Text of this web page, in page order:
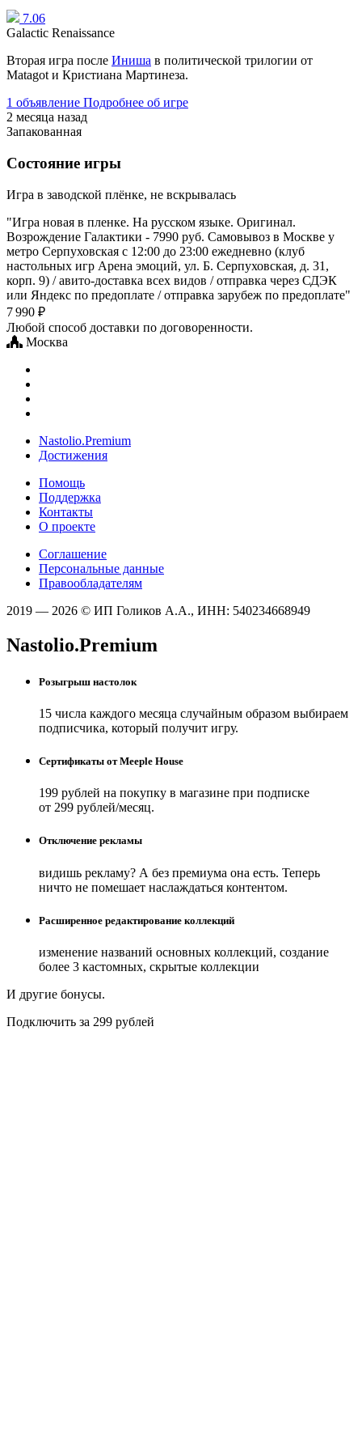
7.06
Galactic Renaissance
Вторая игра после Иниша в политической трилогии от
Matagot и Кристиана Мартинеза.
1 объявление Подробнее об игре
2 месяца назад
Запакованная
Состояние игры
Игра в заводской плёнке, не вскрывалась
"Игра новая в пленке. На русском языке. Оригинал.
Возрождение Галактики - 7990 руб. Самовывоз в Москве у
метро Серпуховская с 12:00 до 23:00 ежедневно (клуб
настольных игр Арена эмоций, ул. Б. Серпуховская, д. 31,
корп. 9) / авито-доставка всех видов / отправка через СДЭК
или Яндекс по предоплате / отправка зарубеж по предоплате"
7 990 ₽
Любой способ доставки по договоренности.
Москва
Nastolio.Premium
Достижения
Помощь
Поддержка
Контакты
О проекте
Соглашение
Персональные данные
Правообладателям
2019 — 2026 © ИП Голиков А.А., ИНН: 540234668949
Nastolio.Premium
Розыгрыш настолок
15 числа каждого месяца случайным образом выбираем
подписчика, который получит игру.
Сертификаты от Meeple House
199 рублей на покупку в магазине при подписке
от 299 рублей/месяц.
Отключение рекламы
видишь рекламу? А без премиума она есть. Теперь
ничто не помешает наслаждаться контентом.
Расширенное редактирование коллекций
изменение названий основных коллекций, создание
более 3 кастомных, скрытые коллекции
И другие бонусы.
Подключить за 299 рублей